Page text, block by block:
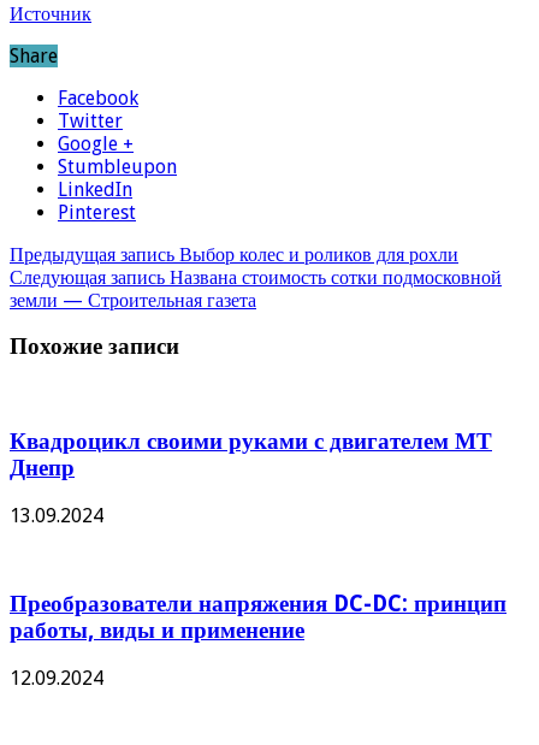
Источник
Share
Facebook
Twitter
Google +
Stumbleupon
LinkedIn
Pinterest
Предыдущая запись Выбор колес и роликов для рохли
Следующая запись Названа стоимость сотки подмосковной
земли — Строительная газета
Похожие записи
Квадроцикл своими руками с двигателем МТ
Днепр
13.09.2024
Преобразователи напряжения DC-DC: принцип
работы, виды и применение
12.09.2024